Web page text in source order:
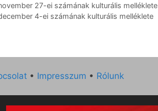
27-ei számának kulturális melléklete
4-ei számának kulturális melléklete
• Impresszum • Rólunk